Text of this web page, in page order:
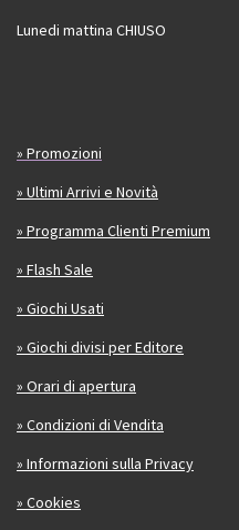
Lunedi mattina CHIUSO
» Promozioni
» Ultimi Arrivi e Novità
» Programma Clienti Premium
» Flash Sale
» Giochi Usati
» Giochi divisi per Editore
» Orari di apertura
» Condizioni di Vendita
» Informazioni sulla Privacy
» Cookies